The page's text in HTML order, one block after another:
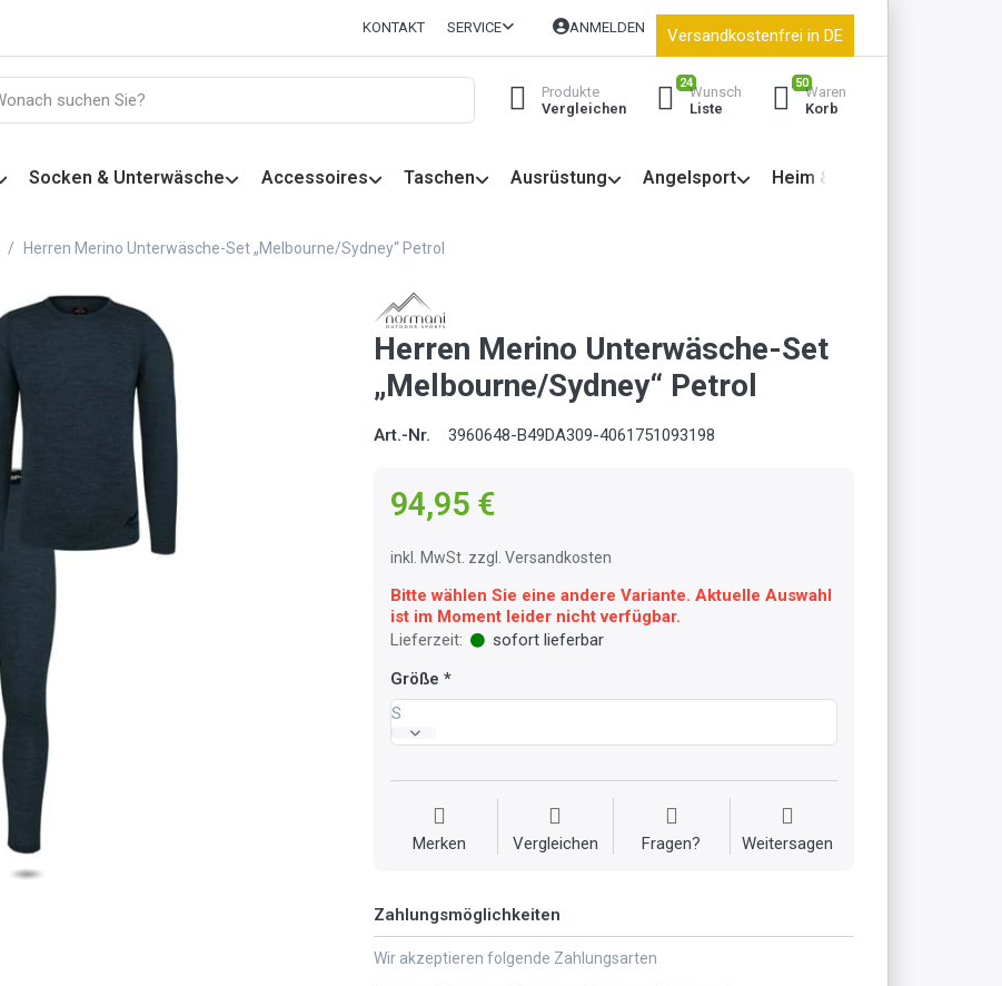
KONTAKT SERVICE ANMELDEN Versandkostenfrei in DE
Produkte
Vergleichen
24
Wunsch
Liste
50
Waren
Korb
Socken & Unterwäsche Accessoires Taschen Ausrüstung Angelsport Heim & Garten
Herren Merino Unterwäsche-Set „Melbourne/Sydney“ Petrol
Herren Merino Unterwäsche-Set
„Melbourne/Sydney“ Petrol
Art.-Nr. 3960648-B49DA309-4061751093198
94,95 €
inkl. MwSt. zzgl. Versandkosten
Bitte wählen Sie eine andere Variante. Aktuelle Auswahl
ist im Moment leider nicht verfügbar.
Lieferzeit:
sofort lieferbar
Größe
S
Merken Vergleichen Fragen? Weitersagen
Zahlungsmöglichkeiten
Wir akzeptieren folgende Zahlungsarten